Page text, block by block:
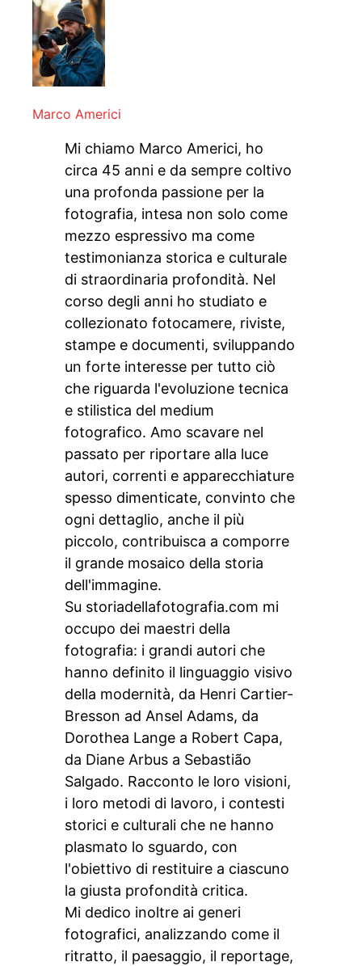
Marco Americi
Mi chiamo Marco Americi, ho
circa 45 anni e da sempre coltivo
una profonda passione per la
fotografia, intesa non solo come
mezzo espressivo ma come
testimonianza storica e culturale
di straordinaria profondità. Nel
corso degli anni ho studiato e
collezionato fotocamere, riviste,
stampe e documenti, sviluppando
un forte interesse per tutto ciò
che riguarda l'evoluzione tecnica
e stilistica del medium
fotografico. Amo scavare nel
passato per riportare alla luce
autori, correnti e apparecchiature
spesso dimenticate, convinto che
ogni dettaglio, anche il più
piccolo, contribuisca a comporre
il grande mosaico della storia
dell'immagine.
Su storiadellafotografia.com mi
occupo dei maestri della
fotografia: i grandi autori che
hanno definito il linguaggio visivo
della modernità, da Henri Cartier-
Bresson ad Ansel Adams, da
Dorothea Lange a Robert Capa,
da Diane Arbus a Sebastião
Salgado. Racconto le loro visioni,
i loro metodi di lavoro, i contesti
storici e culturali che ne hanno
plasmato lo sguardo, con
l'obiettivo di restituire a ciascuno
la giusta profondità critica.
Mi dedico inoltre ai generi
fotografici, analizzando come il
ritratto, il paesaggio, il reportage,